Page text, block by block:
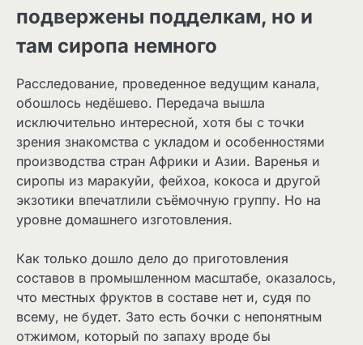
подвержены подделкам, но и
там сиропа немного
Расследование, проведенное ведущим канала,
обошлось недёшево. Передача вышла
исключительно интересной, хотя бы с точки
зрения знакомства с укладом и особенностями
производства стран Африки и Азии. Варенья и
сиропы из маракуйи, фейхоа, кокоса и другой
экзотики впечатлили съёмочную группу. Но на
уровне домашнего изготовления.
Как только дошло дело до приготовления
составов в промышленном масштабе, оказалось,
что местных фруктов в составе нет и, судя по
всему, не будет. Зато есть бочки с непонятным
отжимом, который по запаху вроде бы